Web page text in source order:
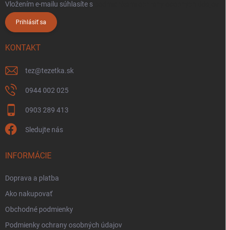
Vložením e-mailu súhlasíte s
Prihlásiť sa
KONTAKT
tez@tezetka.sk
0944 002 025
0903 289 413
Sledujte nás
INFORMÁCIE
Doprava a platba
Ako nakupovať
Obchodné podmienky
Podmienky ochrany osobných údajov